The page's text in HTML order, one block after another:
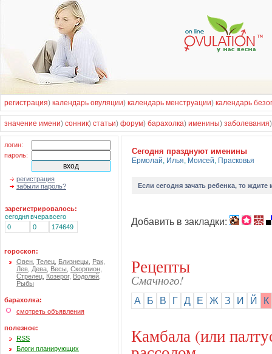
регистрация) календарь овуляции) календарь менструации) календарь
значение имени) сонник) статьи) форум) барахолка) именины) заболевания
логин:
пароль:
регистрация
забыли пароль?
зарегистрировалось:
сегоднявчеравсего
0
0 174649
гороскоп:
Овен Телец Близнецы Рак
Лев Дева Весы Скорпион
Стрелец Козерог, Водолей
Рыбы
барахолка:
смотреть объявления
полезное:
RSS
Блоги планирующих
Cегодня празднуют именины
Ермолай, Илья, Моисей, Прасковья
Если сегодня зачать ребенка, то
Добавить в закладки:
Рецепты
Смачного!
А Б В Г Д Е Ж З И Й К
Камбала (или